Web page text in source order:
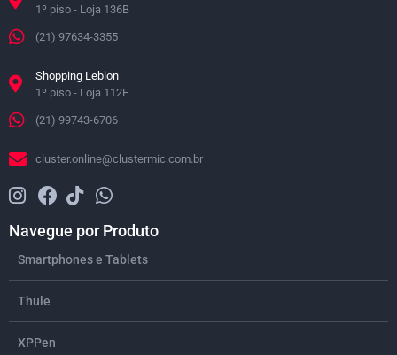
1º piso - Loja 136B
(21) 97634-3355
Shopping Leblon
1º piso - Loja 112E
(21) 99743-6706
cluster.online@clustermic.com.br
Navegue por Produto
Smartphones e Tablets
Thule
XPPen